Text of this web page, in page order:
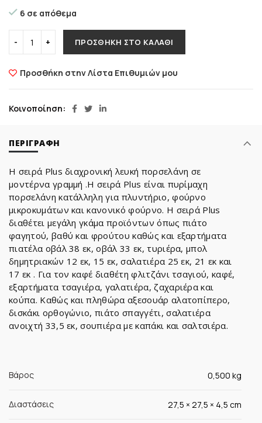
6 σε απόθεμα
ΠΡΟΣΘΉΚΗ ΣΤΟ ΚΑΛΆΘΙ
Προσθήκη στην Λίστα Επιθυμιών μου
Κοινοποίηση
ΠΕΡΙΓΡΑΦΉ
Η σειρά Plus διαχρονική λευκή πορσελάνη σε
μοντέρνα γραμμή .Η σειρά Plus είναι πυρίμαχη
πορσελάνη κατάλληλη για πλυντήριο, φούρνο
μικροκυμάτων και κανονικό φούρνο. Η σειρά Plus
διαθέτει μεγάλη γκάμα προϊόντων όπως πιάτο
φαγητού, βαθύ και φρούτου καθώς και εξαρτήματα
πιατέλα οβάλ 38 εκ, οβάλ 33 εκ, τυριέρα, μπολ
δημητριακών 12 εκ, 15 εκ, σαλατιέρα 25 εκ, 21 εκ και
17 εκ . Για τον καφέ διαθέτη φλιτζάνι τσαγιού, καφέ,
εξαρτήματα τσαγιέρα, γαλατιέρα, ζαχαριέρα και
κούπα. Καθώς και πληθώρα αξεσουάρ αλατοπίπερο,
δισκάκι ορθογώνιο, πιάτο σπαγγέτι, σαλατιέρα
ανοιχτή 33,5 εκ, σουπιέρα με καπάκι και σαλτσιέρα.
Βάρος 0,500 kg
Διαστάσεις 27,5 × 27,5 × 4,5 cm